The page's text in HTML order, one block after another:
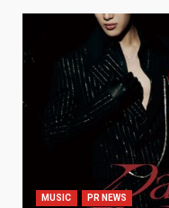
MUSIC PR NEWS